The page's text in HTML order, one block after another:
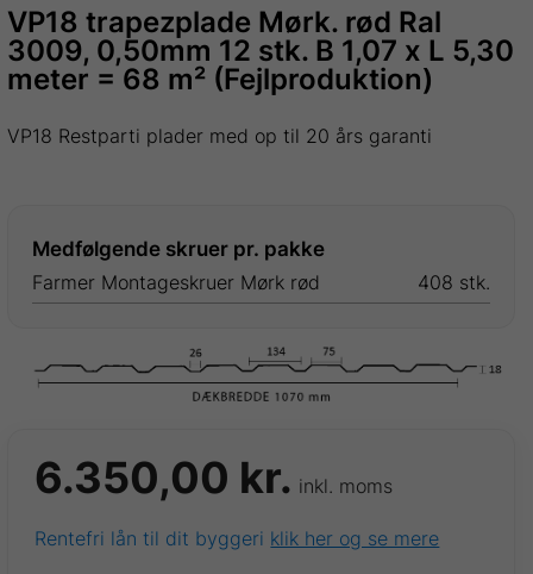
VP18 trapezplade Mørk. rød Ral
3009, 0,50mm 12 stk. B 1,07 x L 5,30
meter = 68 m² (Fejlproduktion)
VP18 Restparti plader med op til 20 års garanti
6.350,00 kr. inkl. moms
Rentefri lån til dit byggeri klik her og se mere
Medfølgende skruer pr. pakke
Farmer Montageskruer Mørk rød
408 stk.